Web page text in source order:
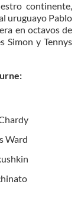
continente,
uruguayo Pablo
en octavos de
Simon y Tennys
Ward